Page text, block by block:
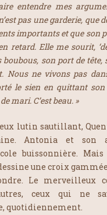
entendre mes
pas une garderie, que
importants et que son
retard. Elle me sourit,
boubous, son port de tête,
Nous ne vivons pas
le sien en quittant
mari. C’est beau. »
lutin sautillant,
Antonia et son
buissonnière.
une croix
Le merveilleux
ceux qui ne
quotidiennement.